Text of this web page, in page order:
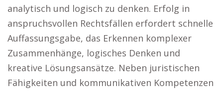
analytisch und logisch zu denken. Erfolg in
anspruchsvollen Rechtsfällen erfordert schnelle
Auffassungsgabe, das Erkennen komplexer
Zusammenhänge, logisches Denken und
kreative Lösungsansätze. Neben juristischen
Fähigkeiten und kommunikativen Kompetenzen